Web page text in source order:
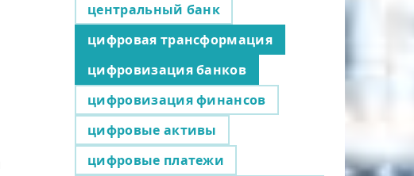
центральный банк
цифровая трансформация
цифровизация банков
цифровизация финансов
цифровые активы
цифровые платежи